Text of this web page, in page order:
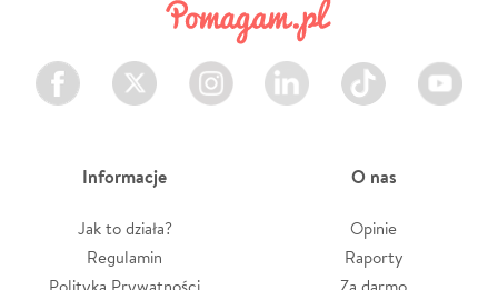
Facebook Twitter Instagram LinkedIn TikTok Youtube
Informacje
Jak to działa?
Regulamin
O nas
Opinie
Raporty